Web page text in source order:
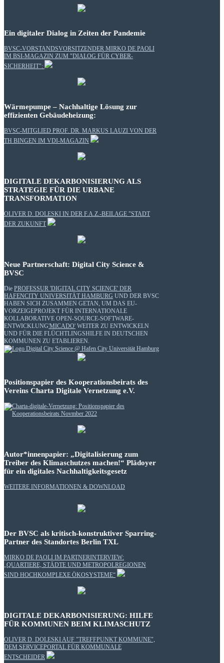
Ein digitaler Dialog in Zeiten der Pandemie
BVSC-VORSTANDSVORSITZENDER MIRKO DE PAOLI
IM BSI-MAGAZIN ZUM "DIALOG FÜR CYBER-
SICHERHEIT":
Wärmepumpe – Nachhaltige Lösung zur
effizienten Gebäudeheizung:
BVSC-MITGLIED PROF. DR. MARKUS LAUZI VON DER
TH BINGEN IM VDI-MAGAZIN
DIGITALE DEKARBONISIERUNG ALS
STRATEGIE FÜR DIE URBANE
TRANSFORMATION
OLIVER D. DOLESKI IN DER F.A.Z.-BEILAGE "STADT
DER ZUKUNFT
Neue Partnerschaft: Digital City Science &
BVSC
Die PROFESSUR 'DIGITAL CITY SCIENCE' DER
HAFENCITY UNIVERSITÄT HAMBURG UND DER BVSC
HABEN SICH ZUSAMMEN GETAN, UM DAS EU-
VORZEIGEPROJEKT FÜR INTERNATIONALE
KOLLABORATIVE OPEN-SOURCE-SOFTWARE-
ENTWICKLUNG'MICADO' WEITER ZU ENTWICKELN
UND FÜR DIE FLÜCHTLINGSHILFE IN DEUTSCHEN
KOMMUNEN ZU ETABLIEREN.
Positionspapier des Kooperationsbeirats des
Vereins Charta Digitale Vernetzung e.V.
Autor*innenpapier: „Digitalisierung zum
Treiber des Klimaschutzes machen!“ Plädoyer
für ein digitales Nachhaltigkeitsgesetz
WEITERE INFORMATIONEN & DOWNLOAD
Der BVSC als kritisch-konstruktiver Sparring-
Partner des Standortes Berlin TXL
MIRKO DE PAOLI IM PARTNERINTERVIEW:
„QUARTIERE, STÄDTE UND METROPOLREGIONEN
SIND HOCHKOMPLEXE ÖKOSYSTEME“
DIGITALE DEKARBONISIERUNG: HILFE
FÜR KOMMUNEN BEIM KLIMASCHUTZ
OLIVER D. DOLESKI AUF "TREFFPUNKT KOMMUNE",
DEM SERVICEPORTAL FÜR KOMMUNALE
ENTSCHEIDER